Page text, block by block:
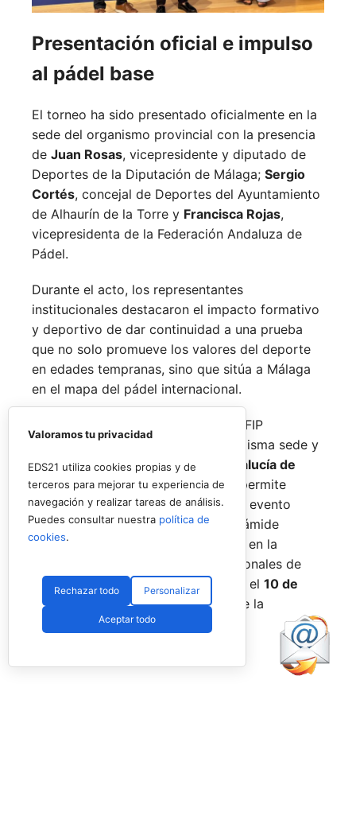
Presentación oficial e impulso
al pádel base
El torneo ha sido presentado oficialmente en la
sede del organismo provincial con la presencia
de Juan Rosas, vicepresidente y diputado de
Deportes de la Diputación de Málaga; Sergio
Cortés, concejal de Deportes del Ayuntamiento
de Alhaurín de la Torre y Francisca Rojas,
vicepresidenta de la Federación Andaluza de
Pádel.
Durante el acto, los representantes
institucionales destacaron el impacto formativo
y deportivo de dar continuidad a una prueba
que no solo promueve los valores del deporte
en edades tempranas, sino que sitúa a Málaga
en el mapa del pádel internacional.
De forma paralela al desarrollo del FIP
Promises, la FAP organizará en la misma sede y
fechas losInternacionales de Andalucía de
Menores 2026. Esta cita paralela permite
incorporar la categoríabenjamín
al evento
global, completando así toda la pirámide
formativa.
El plazo para registrarse en la
categoría benjamín de los Internacionales de
Andalucía permanece abierto hasta el 10 de
agosto
a través de la web oficial de la
Federación.
Valoramos tu privacidad
EDS21 utiliza cookies propias y de
terceros para mejorar tu experiencia de
navegación y realizar tareas de análisis.
Puedes consultar nuestra política de
cookies.
Rechazar todo Personalizar
Aceptar todo